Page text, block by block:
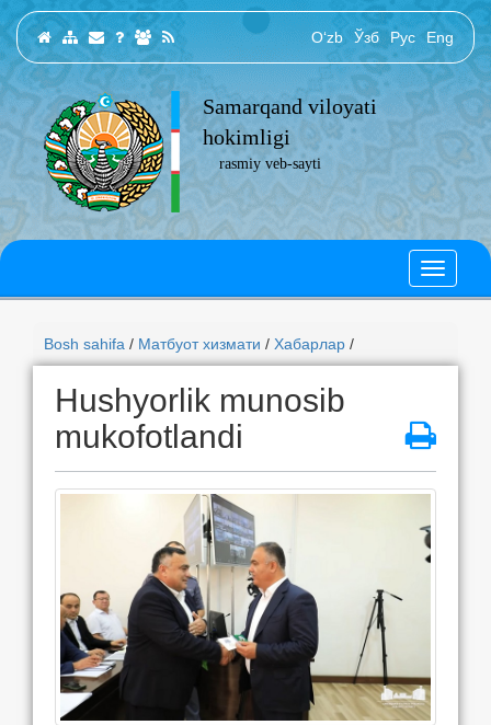
O‘zb Ўзб Рус Eng
Samarqand viloyati
hokimligi
rasmiy veb-sayti
Bosh sahifa / Матбуот хизмати / Хабарлар /
Hushyorlik munosib
mukofotlandi